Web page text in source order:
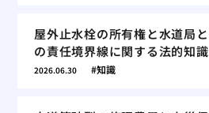
屋外止水栓の所有権と水道局と
の責任境界線に関する法的知識
2026.06.30 知識